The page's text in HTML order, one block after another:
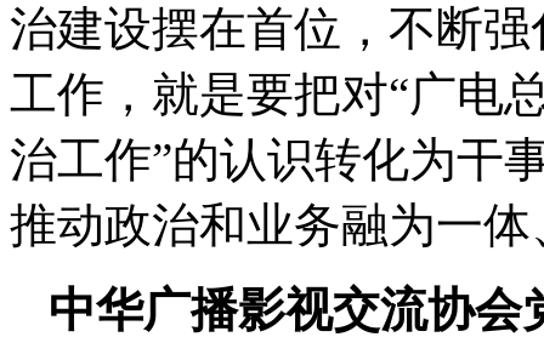
治建设摆在首位，不断
工作，就是要把对“广电
治工作”的认识转化为干
推动政治和业务融为一
中华广播影视交流协会